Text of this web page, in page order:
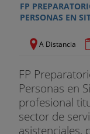
FP
PERSONAS EN
A Distancia
FP
Personas en
profesional
sector de
asistenciales,